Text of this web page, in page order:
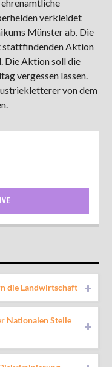
verkleidet
Münster ab. Die
stattfindenden Aktion
Die Aktion soll die
vergessen lassen.
von dem
die Landwirtschaft
Nationalen Stelle